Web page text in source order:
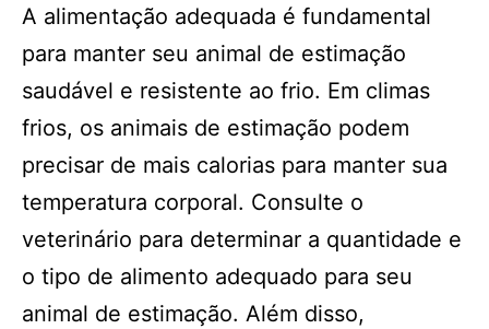
A alimentação adequada é fundamental
para manter seu animal de estimação
saudável e resistente ao frio. Em climas
frios, os animais de estimação podem
precisar de mais calorias para manter sua
temperatura corporal. Consulte o
veterinário para determinar a quantidade e
o tipo de alimento adequado para seu
animal de estimação. Além disso,